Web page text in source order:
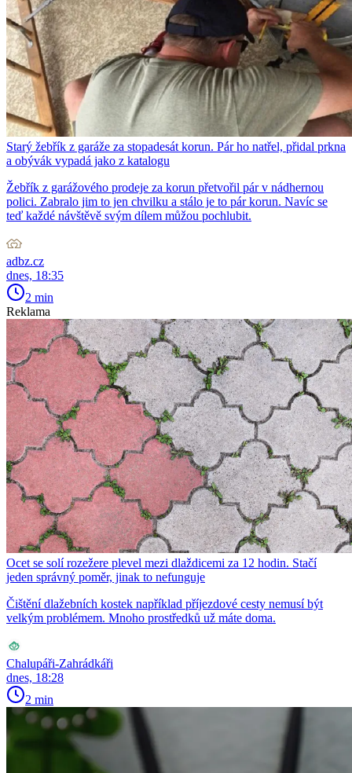
Starý žebřík z garáže za stopadesát korun. Pár ho natřel, přidal prkna
a obývák vypadá jako z katalogu
Žebřík z garážového prodeje za korun přetvořil pár v nádhernou
polici. Zabralo jim to jen chvilku a stálo je to pár korun. Navíc se
teď každé návštěvě svým dílem můžou pochlubit.
adbz.cz
dnes, 18:35
2 min
Reklama
Ocet se solí rozežere plevel mezi dlaždicemi za 12 hodin. Stačí
jeden správný poměr, jinak to nefunguje
Čištění dlažebních kostek například příjezdové cesty nemusí být
velkým problémem. Mnoho prostředků už máte doma.
Chalupáři-Zahrádkáři
dnes, 18:28
2 min